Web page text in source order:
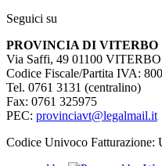
Seguici su
PROVINCIA DI VITERBO
Via Saffi, 49 01100 VITERBO
Codice Fiscale/Partita IVA:
Tel. 0761 3131 (centralino)
Fax: 0761 325975
PEC: provinciavt@legalmail.it
Codice Univoco Fatturazione: